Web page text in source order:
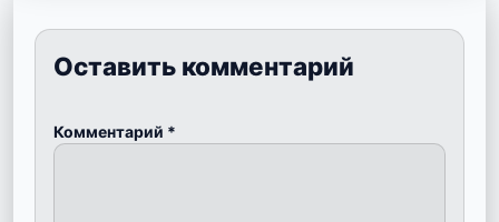
Оставить комментарий
Комментарий *